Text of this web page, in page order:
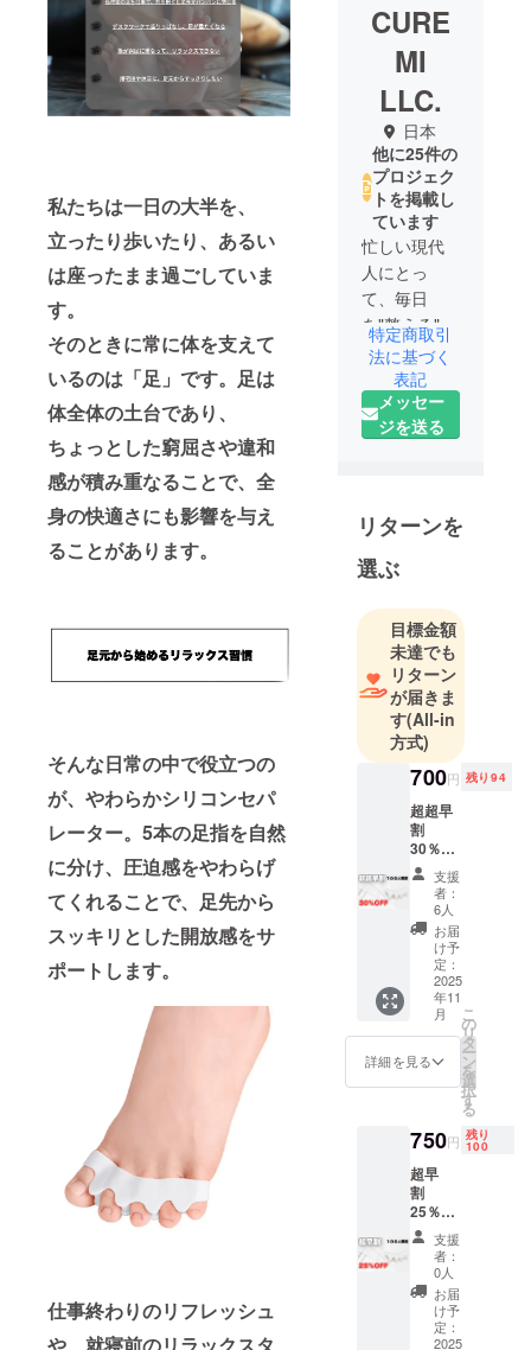
私たちは一日の大半を、
立ったり歩いたり、あるい
は座ったまま過ごしていま
す。
そのときに常に体を支えて
いるのは「足」です。足は
体全体の土台であり、
ちょっとした窮屈さや違和
感が積み重なることで、全
身の快適さにも影響を与え
ることがあります。
そんな日常の中で役立つの
が、やわらかシリコンセパ
レーター。5本の足指を自然
に分け、圧迫感をやわらげ
てくれることで、足先から
スッキリとした開放感をサ
ポートします。
仕事終わりのリフレッシュ
CURE
MI
LLC.
日本
他に25件の
プロジェク
トを掲載し
ています
忙しい現代
人にとっ
て、毎日
を"整える"時
間はとても
貴重。
Curemiは、
身近な悩み
届けしま
す。
特定商取引
法に基づく
表記
メッセー
ジを送る
リターンを
選ぶ
目標金額
未達でも
リターン
が届きま
す(All-in
方式)
700円 残り94
超超早
割
30％OF
F 100名
限定 定
価1000
円
→700円
（税・
送料
込）
【内
容】 足
指セパ
レー
ター×２
時期) 商
品到着
は2025
年11月
を想定
してお
りま
す。 ※
製造状
況によ
り出荷
時期が
支援
者：
6人
お届
け予
定：
2025
年11
月
詳細を見る
こ
の
リ
タ
ー
ン
を
選
択
す
る
750円 残り
100
超早
割
25％OF
F 100名
限定 定
価1000
円
→750円
（税・
送料
支援
者：
0人
お届
け予
定：
2025